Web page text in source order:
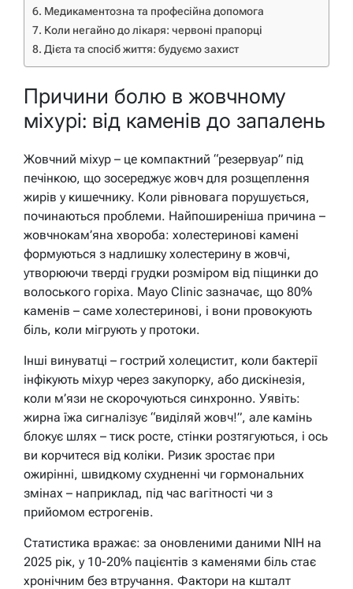
Медикаментозна та професійна допомога
Коли негайно до лікаря: червоні прапорці
Дієта та спосіб життя: будуємо захист
Причини болю в жовчному
міхурі: від каменів до запалень
Жовчний міхур – це компактний “резервуар” під
печінкою, що зосереджує жовч для розщеплення
жирів у кишечнику. Коли рівновага порушується,
починаються проблеми. Найпоширеніша причина –
жовчнокам’яна хвороба: холестеринові камені
формуються з надлишку холестерину в жовчі,
утворюючи тверді грудки розміром від піщинки до
волоського горіха. Mayo Clinic зазначає, що 80%
каменів – саме холестеринові, і вони провокують
біль, коли мігрують у протоки.
Інші винуватці – гострий холецистит, коли бактерії
інфікують міхур через закупорку, або дискінезія,
коли м’язи не скорочуються синхронно. Уявіть:
жирна їжа сигналізує “виділяй жовч!”, але камінь
блокує шлях – тиск росте, стінки розтягуються, і ось
ви корчитеся від коліки. Ризик зростає при
ожирінні, швидкому схудненні чи гормональних
змінах – наприклад, під час вагітності чи з
прийомом естрогенів.
Статистика вражає: за оновленими даними NIH на
2025 рік, у 10-20% пацієнтів з каменями біль стає
хронічним без втручання. Фактори на кшталт